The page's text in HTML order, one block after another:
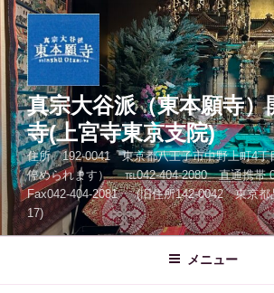
コ
ン
テ
ン
へ
ス
キ
ッ
プ
真宗大谷派（東本願寺）
寺(上宮寺東京支院)
住所 192-0041 東京都八王子市中野上町4丁
停められます） ℡042-404-2080 直通携帯
Fax042-404-2081 (旧住所142-0042 東京都
17)
メニュー